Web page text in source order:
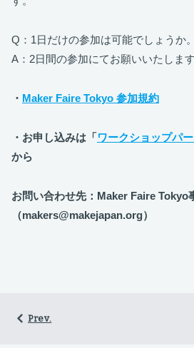
Q：1日だけの参加は可能でしょうか。
A：2日間の参加にてお願いいたします
・ Maker Faire Tokyo 参加規約
・お申し込みは「ワークショップパ
から
お問い合わせ先：Maker Faire Tokyo
（makers@makejapan.org）
Prev.